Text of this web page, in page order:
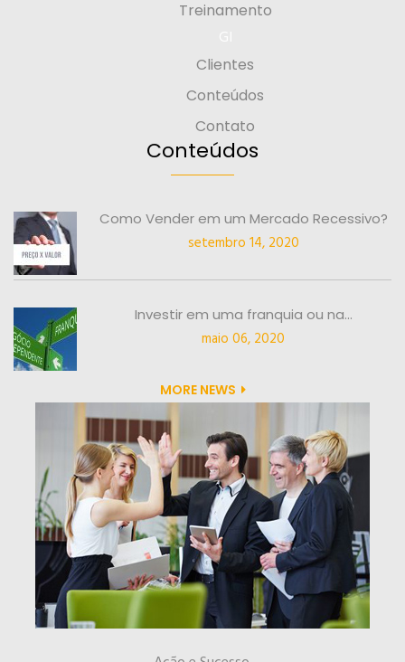
Treinamento
Clientes
Conteúdos
Contato
Conteúdos
Como Vender em um Mercado Recessivo?
setembro 14, 2020
Investir em uma franquia ou na...
maio 06, 2020
MORE NEWS